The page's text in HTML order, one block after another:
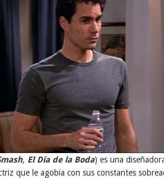
, El Día de la Boda) es una
que le agobia con sus constantes